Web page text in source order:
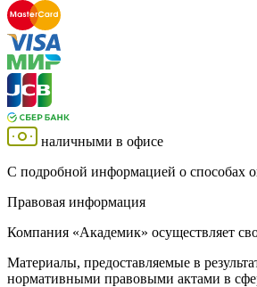
наличными в офисе
С подробной информацией о способах
Правовая информация
Компания «Академик» осуществляет
Материалы, предоставляемые в
нормативными правовыми актами в